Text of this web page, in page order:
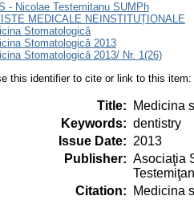
- Nicolae Testemitanu SUMPh
MEDICALE NEINSTITUȚIONALE
Stomatologică
Stomatologică 2013
Stomatologică 2013/ Nr. 1(26)
this identifier to cite or link to this item:
Title:
Medicina
Keywords: dentistry
Issue Date: 2013
Publisher: Asociaţia
Citation:
Medicina